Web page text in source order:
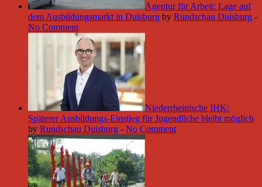
Agentur für Arbeit: Lage auf
dem Ausbildungsmarkt in Duisburg by Rundschau Duisburg -
No Comment
Niederrheinische IHK:
Späterer Ausbildungs-Einstieg für Jugendliche bleibt möglich
by Rundschau Duisburg - No Comment